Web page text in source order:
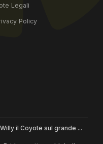
Legali
Policy
il Coyote sul grande ...